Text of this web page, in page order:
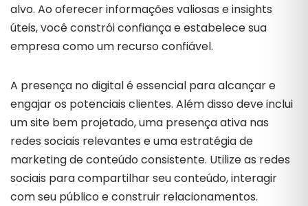
alvo. Ao oferecer informações valiosas e insights
úteis, você constrói confiança e estabelece sua
empresa como um recurso confiável.
A presença no digital é essencial para alcançar e
engajar os potenciais clientes. Além disso deve inclui
um site bem projetado, uma presença ativa nas
redes sociais relevantes e uma estratégia de
marketing de conteúdo consistente. Utilize as redes
sociais para compartilhar seu conteúdo, interagir
com seu público e construir relacionamentos.